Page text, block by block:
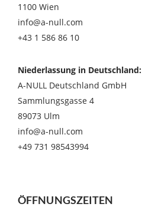
1100 Wien
info@a-null.com
+43 1 586 86 10
Niederlassung in Deutschland:
A-NULL Deutschland GmbH
Sammlungsgasse 4
89073 Ulm
info@a-null.com
+49 731 98543994
ÖFFNUNGSZEITEN